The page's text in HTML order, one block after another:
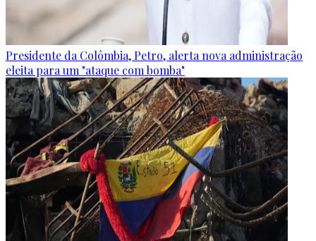
Presidente da Colômbia, Petro, alerta nova administração
eleita para um "ataque com bomba"